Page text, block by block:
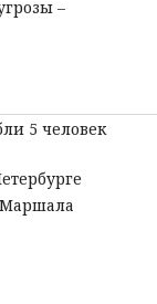
–
5 человек